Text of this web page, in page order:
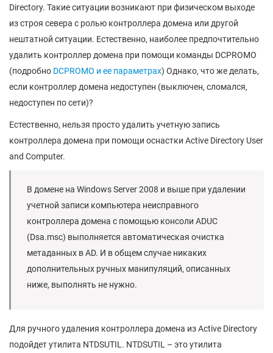
Directory. Такие ситуации возникают при физическом выходе
из строя севера с ролью контроллера домена или другой
нештатной ситуации. Естественно, наиболее предпочтительно
удалить контроллер домена при помощи команды DCPROMO
(подробно DCPROMO и ее параметрах) Однако, что же делать,
если контроллер домена недоступен (выключен, сломался,
недоступен по сети)?
Естественно, нельзя просто удалить учетную запись
контроллера домена при помощи оснастки Active Directory User
and Computer.
В домене на Windows Server 2008 и выше при удалении
учетной записи компьютера неисправного
контроллера домена с помощью консоли ADUC
(Dsa.msc) выполняется автоматическая очистка
метаданных в AD. И в общем случае никаких
дополнительных ручных манипуляций, описанных
ниже, выполнять не нужно.
Для ручного удаления контроллера домена из Active Directory
подойдет утилита NTDSUTIL. NTDSUTIL – это утилита